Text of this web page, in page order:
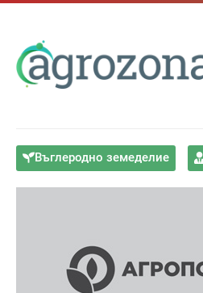
Въглеродно земеделие